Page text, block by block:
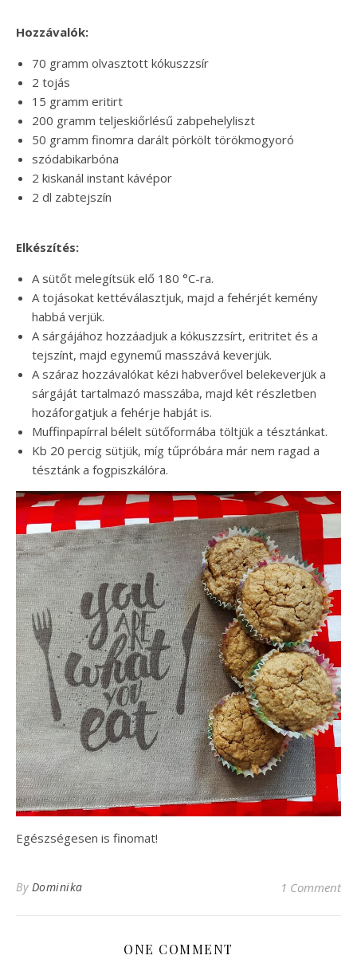
Hozzávalók:
70 gramm olvasztott kókuszzsír
2 tojás
15 gramm eritirt
200 gramm teljeskiőrlésű zabpehelyliszt
50 gramm finomra darált pörkölt törökmogyoró
szódabikarbóna
2 kiskanál instant kávépor
2 dl zabtejszín
Elkészítés:
A sütőt melegítsük elő 180 °C-ra.
A tojásokat kettéválasztjuk, majd a fehérjét kemény
habbá verjük.
A sárgájához hozzáadjuk a kókuszzsírt, eritritet és a
tejszínt, majd egynemű masszává keverjük.
A száraz hozzávalókat kézi habverővel belekeverjük a
sárgáját tartalmazó masszába, majd két részletben
hozáforgatjuk a fehérje habját is.
Muffinpapírral bélelt sütőformába töltjük a tésztánkat.
Kb 20 percig sütjük, míg tűpróbára már nem ragad a
tésztánk a fogpiszkálóra.
Egészségesen is finomat!
By Dominika 1 Comment
ONE COMMENT